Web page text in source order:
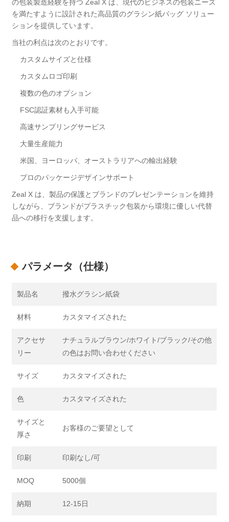
の包装製造経験を持つ Zeal X は、現代のビジネスの包装ニーズ
を満たすように設計された高品質のグラシン紙バッグ ソリュー
ションを提供しています。
当社の利点は次のとおりです。
カスタムサイズと仕様
カスタムロゴ印刷
複数の色のオプション
FSC認証素材も入手可能
高速サンプリングサービス
大量生産能力
米国、ヨーロッパ、オーストラリアへの輸出経験
プロのパッケージデザインサポート
Zeal X は、製品の保護とブランドのプレゼンテーションを維持
しながら、ブランドがプラスチック包装から環境に優しい代替
品への移行を支援します。
パラメータ（仕様）
製品名 撥水グラシン紙袋
材料 カスタマイズされた
アクセサ
リー
ナチュラルブラウン/ホワイト/ブラック/その他
の色はお問い合わせください
サイズ カスタマイズされた
色 カスタマイズされた
サイズと
厚さ
お客様のご要望として
印刷 印刷なし/可
MOQ 5000個
納期 12-15日